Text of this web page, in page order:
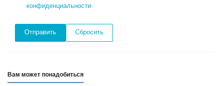
конфиденциальности.
Сбросить
Вам может понадобиться